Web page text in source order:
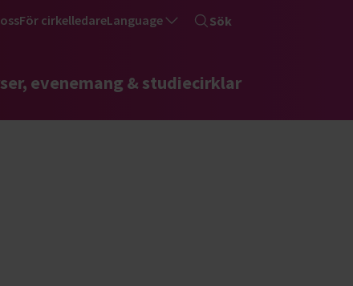
För cirkelledareLanguage Sök
evenemang & studiecirklar